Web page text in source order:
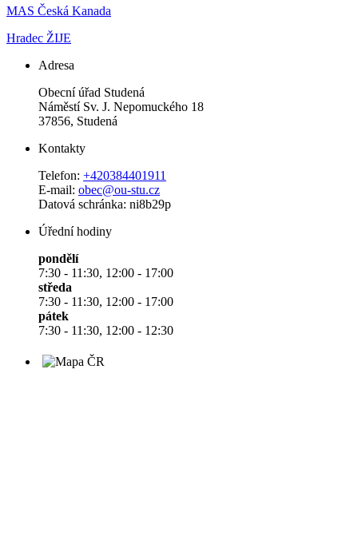
MAS Česká Kanada
Hradec ŽIJE
Adresa
Obecní úřad Studená
Náměstí Sv. J. Nepomuckého 18
37856, Studená
Kontakty
Telefon: +420384401911
E-mail: obec@ou-stu.cz
Datová schránka: ni8b29p
Úřední hodiny
pondělí
7:30 - 11:30, 12:00 - 17:00
středa
7:30 - 11:30, 12:00 - 17:00
pátek
7:30 - 11:30, 12:00 - 12:30